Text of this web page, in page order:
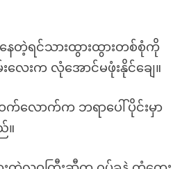
ေတဲ့ရင်သားထွားထွားတစ်စုံကို
းလေးက လုံအောင်မဖုံးနိုင်ချေ။
က်လောက်က ဘရာပေါ်ပိုင်းမှာ
။